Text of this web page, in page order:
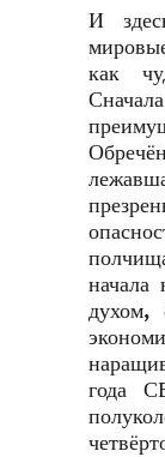
И
как
начала
духом,
года